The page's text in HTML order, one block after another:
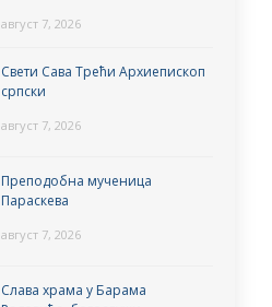
август 7, 2026
Свети Сава Трећи Архиепископ
српски
август 7, 2026
Преподобна мученица
Параскева
август 7, 2026
Слава храма у Барама